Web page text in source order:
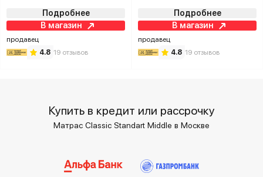
Подробнее
В магазин
продавец
4.8 19 отзывов
Подробнее
В магазин
продавец
4.8 19 отзывов
Купить в кредит или рассрочку
Матрас Classic Standart Middle в Москве